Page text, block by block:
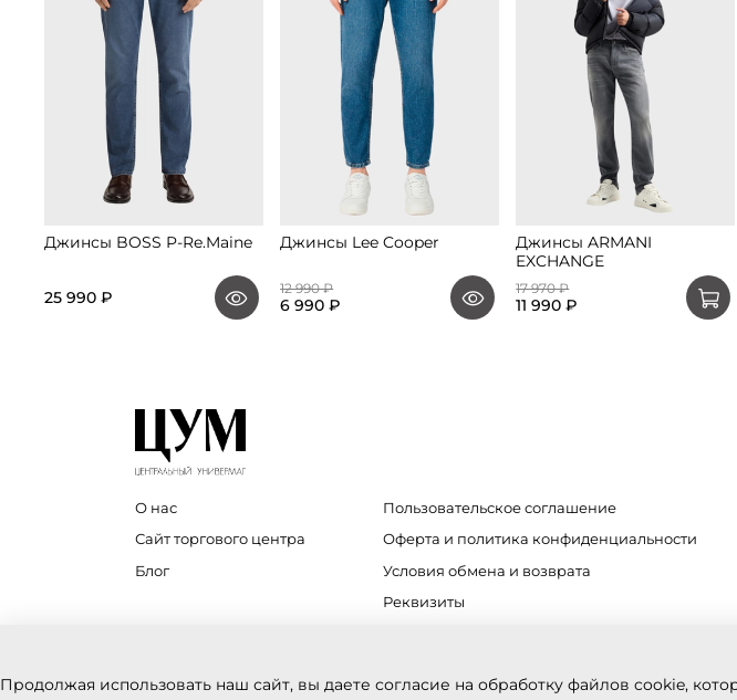
Джинсы BOSS P-Re.Maine
25 990 ₽
Джинсы Lee Cooper
12 990 ₽
6 990 ₽
Джинсы ARMANI
EXCHANGE
17 970 ₽
11 990 ₽
О нас
Сайт торгового центра
Блог
Пользовательское соглашение
Оферта и политика конфиденциальности
Условия обмена и возврата
Реквизиты
Продолжая использовать наш сайт, вы даете согласие на обработку файлов cookie,